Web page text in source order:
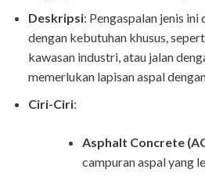
Deskripsi: Pengaspalan jenis
dengan kebutuhan khusus,
kawasan industri, atau jalan
memerlukan lapisan aspal
Ciri-Ciri:
Asphalt Concrete
campuran aspal yang